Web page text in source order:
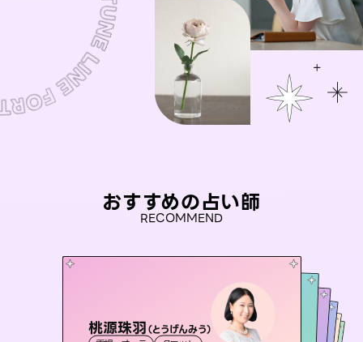
おすすめの占い師
RECOMMEND
桃源珠羽（とうげんみう）
彗望（すいぼう）